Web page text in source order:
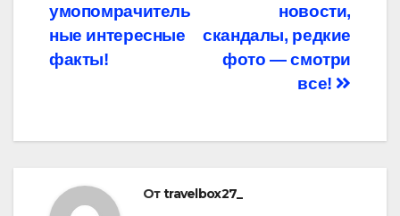
новости,
скандалы, редкие
фото — смотри
все!
умопомрачитель
ные интересные
факты!
Отtravelbox27_